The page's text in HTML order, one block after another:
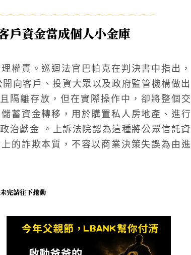
戶資金當成個人小金庫
權責。巡迴法官巴帕克在判決書中指出，
向客戶、投資大眾以及政府監管機構做出
隔離存放，但在實際操作中，卻將整個交
蓄資金轉移，用於購置私人房地產、進行
治獻金 。上訴法院認為這種將公眾信託資
的詐欺本質，不容以商業決策失誤為由進
完請往下捲動